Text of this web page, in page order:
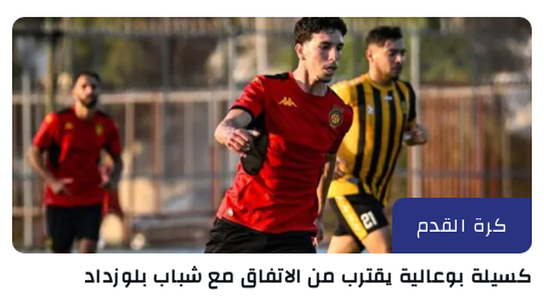
كرة القدم
كسيلة بوعالية يقترب من الاتفاق مع شباب بلوزداد